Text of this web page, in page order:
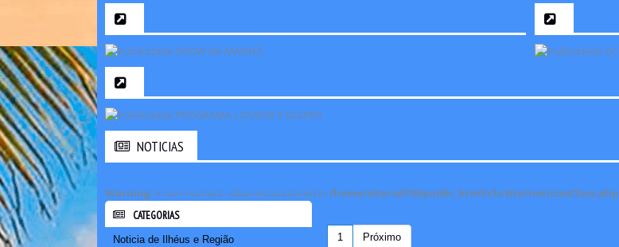
NOTICIAS
Warning: A non-numeric value encountered in /home/siteradi10/public_html/cls/site/noticiasClass.php
CATEGORIAS
Noticia de Ilhéus e Região 1 Próximo